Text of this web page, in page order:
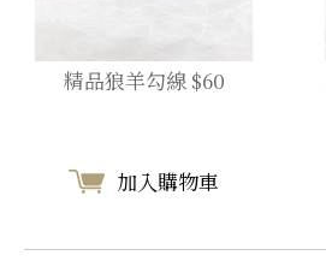
精品狼羊勾線 $60
加入購物車